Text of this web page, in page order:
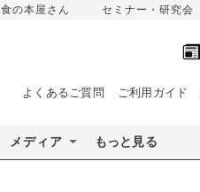
食の本屋さん セミナー・研究会
よくあるご質問 ご利用ガイド
メディア もっと見る